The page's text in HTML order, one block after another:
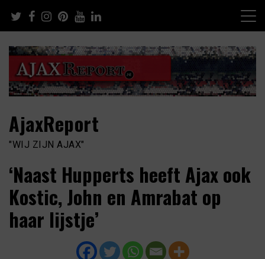
content
AjaxReport
"WIJ ZIJN AJAX"
‘Naast Hupperts heeft Ajax ook
Kostic, John en Amrabat op
haar lijstje’